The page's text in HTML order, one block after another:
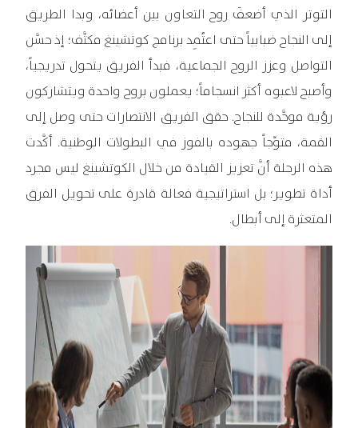
التوتر الذي أضعفَ روح التعاون بين أعضائه، وبدا الطريق
إلى النجاح ضبابياً حتى اعتُمِد برنامج كوتشينغ مكثَّف؛ إذ حسَّن
التواصل وعزز الروح الجماعية، فبدأ الفريق يتحول تدريجياً،
وأصبح لاعبوه أكثر انسجاماً؛ يعملون بروح واحدة ويتشاركون
رؤية موحَّدة للنجاح. حقق الفريق الانتصارات حتى وصل إلى
القمة، متوِّجاً جهوده بالفوز في البطولات الوطنية. أكَّدت
هذه الرحلة أنَّ تعزيز القيادة من خلال الكوتشينغ ليس مجرد
أداة تطوير؛ بل استراتيجية فعالة قادرة على تحويل الفرق
المتعثرة إلى أبطال.